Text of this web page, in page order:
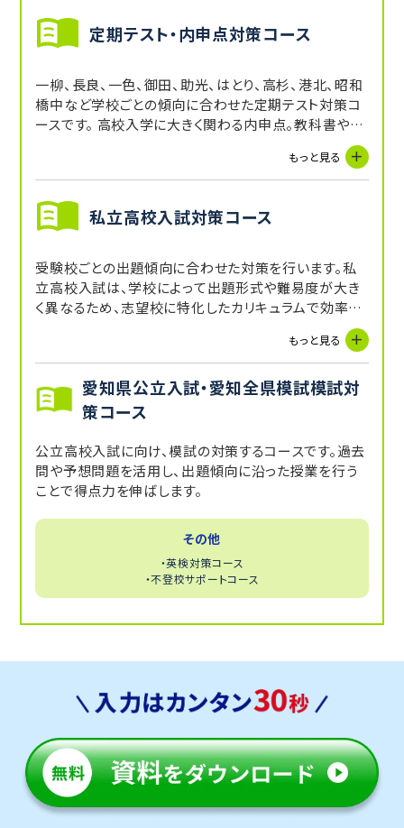
定期テスト・内申点対策コース
一柳、長良、一色、御田、助光、はとり、高杉、港北、昭和
橋中など学校ごとの傾向に合わせた定期テスト対策コ
ースです。 高校入学に大きく関わる内申点。教科書やワ
ークを使いながら、5教科の定期テストを対策し、内申
点UPを目指します。受講していない教科に関しても、講
師からの宿題や自習スペースを活用することで補完で
きます。
もっと見る
私立高校入試対策コース
受験校ごとの出題傾向に合わせた対策を行います。私
立高校入試は、学校によって出題形式や難易度が大き
く異なるため、志望校に特化したカリキュラムで効率よ
もっと見る
愛知県公立入試・愛知全県模試模試対
策コース
公立高校入試に向け、模試の対策するコースです。過去
問や予想問題を活用し、出題傾向に沿った授業を行う
ことで得点力を伸ばします。
その他
・英検対策コース
・不登校サポートコース